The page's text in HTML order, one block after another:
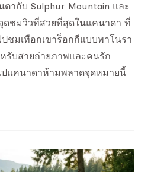
ากับ Sulphur Mountain และ
ดชมวิวที่สวยที่สุดในแคนาดา ที่
ชมเทือกเขาร็อกกีแบบพาโนรา
รับสายถ่ายภาพและคนรัก
ปแคนาดาห้ามพลาดจุดหมายนี้